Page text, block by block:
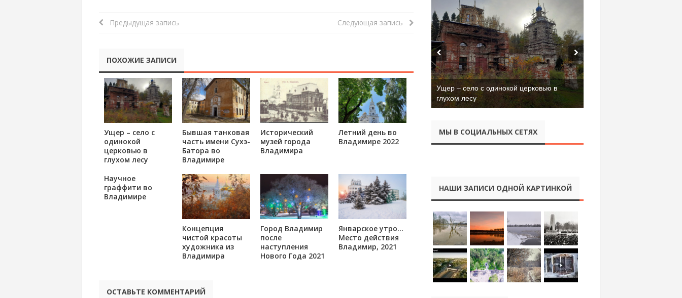
Предыдущая запись Следующая запись
ПОХОЖИЕ ЗАПИСИ
Ущер – село с
одинокой
церковью в
глухом лесу
Бывшая танковая
часть имени Сухэ-
Батора во
Владимире
Исторический
музей города
Владимира
Летний день во
Владимире 2022
Научное
граффити во
Владимире
Концепция
чистой красоты
художника из
Владимира
Город Владимир
после
наступления
Нового Года 2021
Январское утро…
Место действия
Владимир, 2021
ОСТАВЬТЕ КОММЕНТАРИЙ
Ущер – село с одинокой церковью в
глухом лесу
МЫ В СОЦИАЛЬНЫХ СЕТЯХ
НАШИ ЗАПИСИ ОДНОЙ КАРТИНКОЙ